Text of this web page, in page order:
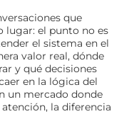
que
lugar: el punto no es
el sistema en el
valor real, dónde
y qué decisiones
en la lógica del
un mercado donde
la diferencia